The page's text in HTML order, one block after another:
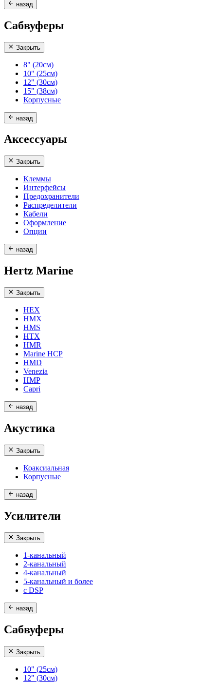
назад
Сабвуферы
Закрыть
8" (20см)
10" (25см)
12" (30см)
15" (38см)
Корпусные
назад
Аксессуары
Закрыть
Клеммы
Интерфейсы
Предохранители
Распределители
Кабели
Оформление
Опции
назад
Hertz Marine
Закрыть
HEX
HMX
HMS
HTX
HMR
Marine HCP
HMD
Venezia
HMP
Capri
назад
Акустика
Закрыть
Коаксиальная
Корпусные
назад
Усилители
Закрыть
1-канальный
2-канальный
4-канальный
5-канальный и более
с DSP
назад
Сабвуферы
Закрыть
10" (25см)
12" (30см)